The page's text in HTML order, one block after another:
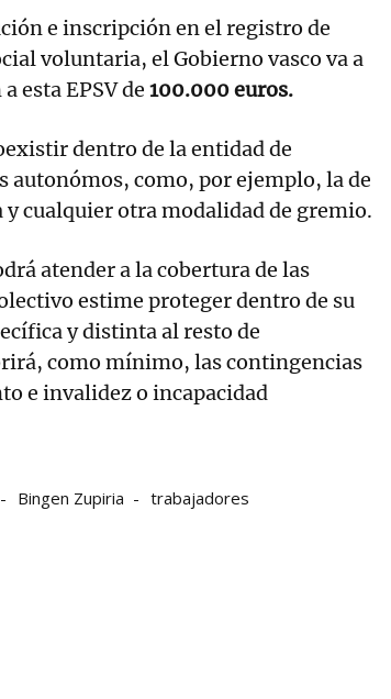
e inscripción en el registro de
voluntaria, el Gobierno vasco va a
esta EPSV de 100.000 euros.
dentro de la entidad de
autonómos, como, por ejemplo, la de
cualquier otra modalidad de gremio.
atender a la cobertura de las
estime proteger dentro de su
y distinta al resto de
como mínimo, las contingencias
e invalidez o incapacidad
Bingen Zupiria trabajadores